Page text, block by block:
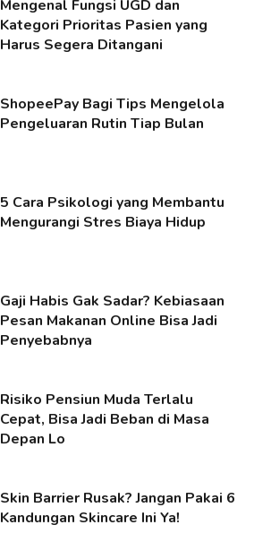
Mengenal Fungsi UGD dan
Kategori Prioritas Pasien yang
Harus Segera Ditangani
ShopeePay Bagi Tips Mengelola
Pengeluaran Rutin Tiap Bulan
5 Cara Psikologi yang Membantu
Mengurangi Stres Biaya Hidup
Gaji Habis Gak Sadar? Kebiasaan
Pesan Makanan Online Bisa Jadi
Penyebabnya
Risiko Pensiun Muda Terlalu
Cepat, Bisa Jadi Beban di Masa
Depan Lo
Skin Barrier Rusak? Jangan Pakai 6
Kandungan Skincare Ini Ya!